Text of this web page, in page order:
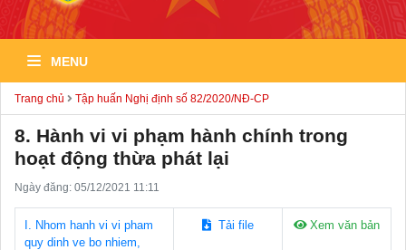
MENU
Trang chủ Tập huấn Nghị định số 82/2020/NĐ-CP
8. Hành vi vi phạm hành chính trong
hoạt động thừa phát lại
Ngày đăng: 05/12/2021 11:11
I. Nhom hanh vi vi pham
quy dinh ve bo nhiem,
Tải file Xem văn bản